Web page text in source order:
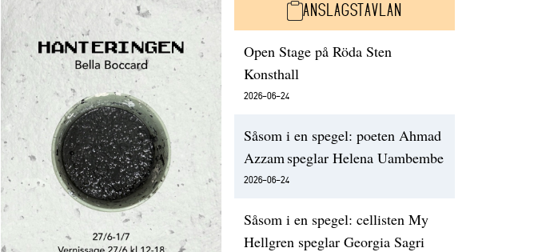
ANSLAGSTAVLAN
Open Stage på Röda Sten
Konsthall
2026-06-24
Såsom i en spegel: poeten Ahmad
Azzam speglar Helena Uambembe
2026-06-24
Såsom i en spegel: cellisten My
Hellgren speglar Georgia Sagri